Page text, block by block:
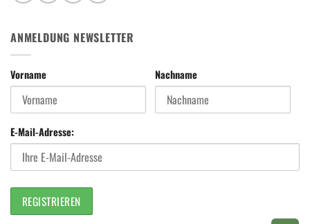
ANMELDUNG NEWSLETTER
Vorname Nachname
E-Mail-Adresse: